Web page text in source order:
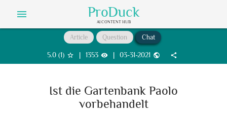
menu ProDuck
AI CONTENT HUB
Article Question Chat
5.0 (1) star_border | 1353 visibility | 03-31-2021 public share
Ist die Gartenbank Paolo
vorbehandelt